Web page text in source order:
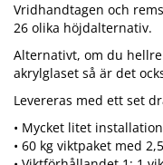
Vridhandtagen och
26 olika höjdalternativ.
Alternativt, om du
akrylglaset så är det
Levereras med ett set
• Mycket litet
• 60 kg viktpaket med